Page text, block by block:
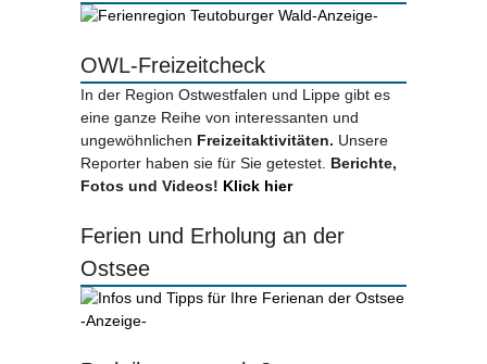
-Anzeige-
OWL-Freizeitcheck
In der Region Ostwestfalen und Lippe gibt es
eine ganze Reihe von interessanten und
ungewöhnlichen Freizeitaktivitäten. Unsere
Reporter haben sie für Sie getestet. Berichte,
Fotos und Videos! Klick hier
Ferien und Erholung an der
Ostsee
-Anzeige-